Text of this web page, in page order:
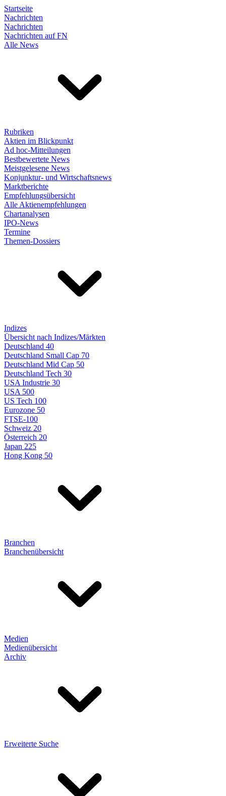
Startseite
Nachrichten
Nachrichten
Nachrichten auf FN
Alle News
Rubriken
Aktien im Blickpunkt
Ad hoc-Mitteilungen
Bestbewertete News
Meistgelesene News
Konjunktur- und Wirtschaftsnews
Marktberichte
Empfehlungsübersicht
Alle Aktienempfehlungen
Chartanalysen
IPO-News
Termine
Themen-Dossiers
Indizes
Übersicht nach Indizes/Märkten
Deutschland 40
Deutschland Small Cap 70
Deutschland Mid Cap 50
Deutschland Tech 30
USA Industrie 30
USA 500
US Tech 100
Eurozone 50
FTSE-100
Schweiz 20
Österreich 20
Japan 225
Hong Kong 50
Branchen
Branchenübersicht
Medien
Medienübersicht
Archiv
Erweiterte Suche